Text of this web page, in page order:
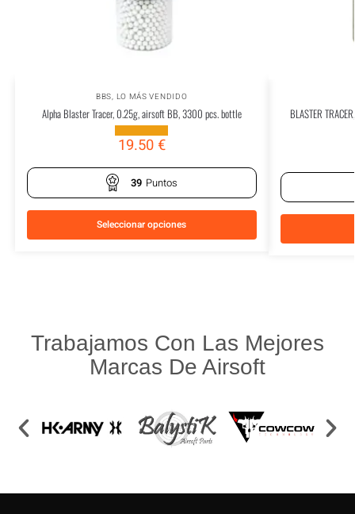
BBS, LO MÁS VENDIDO
Alpha Blaster Tracer, 0.25g, airsoft BB, 3300 pcs. bottle
19.50€
39 Puntos
Seleccionar opciones
BLASTER
Trabajamos Con Las Mejores
Marcas De Airsoft